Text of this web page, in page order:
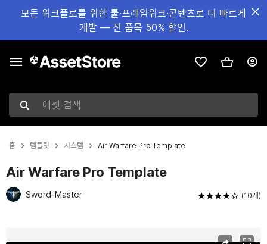
모든 워크플로를 위한 툴·프레임워크·콘텐츠로 더 빠르게
개발 — 전 품목 50% 할인.
에셋 검색
홈 템플릿 시스템 Air Warfare Pro Template
Air Warfare Pro Template
Sword-Master (10개)